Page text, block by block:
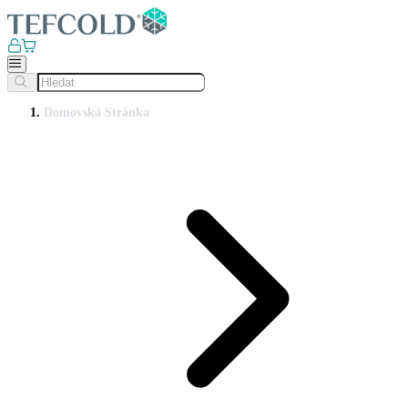
Domovská Stránka